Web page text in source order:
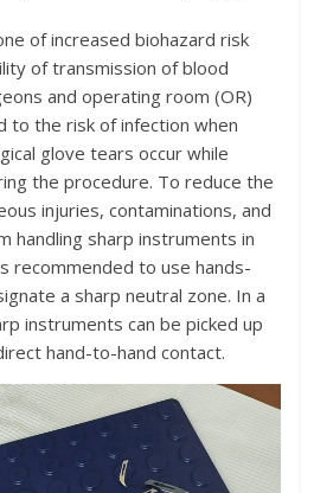
of increased biohazard risk
of transmission of blood
and operating room (OR)
to the risk of infection when
glove tears occur while
the procedure. To reduce the
injuries, contaminations, and
handling sharp instruments in
recommended to use hands-
a sharp neutral zone. In a
instruments can be picked up
hand-to-hand contact.